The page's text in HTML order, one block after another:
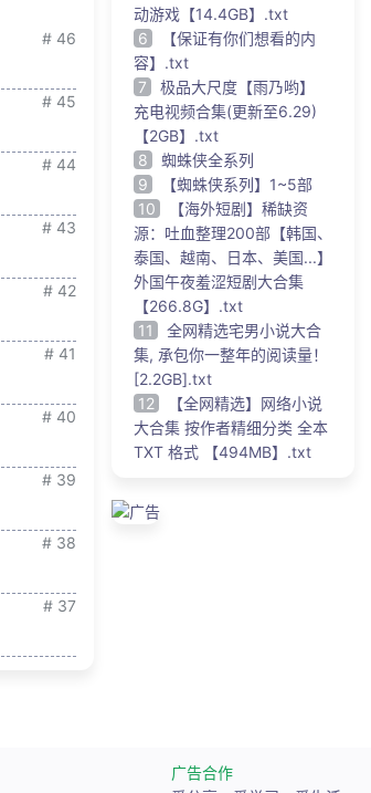
# 46
# 45
# 44
# 43
# 42
# 41
# 40
# 39
# 38
# 37
动游戏【14.4GB】.txt
6
【保证有你们想看的内
容】.txt
7
极品大尺度【雨乃哟】
充电视频合集(更新至6.29)
【2GB】.txt
8
蜘蛛侠全系列
9
【蜘蛛侠系列】1~5部
10
【海外短剧】稀缺资
源：吐血整理200部【韩国、
泰国、越南、日本、美国...】
外国午夜羞涩短剧大合集
【266.8G】.txt
11
全网精选宅男小说大合
集, 承包你一整年的阅读量！
[2.2GB].txt
12
【全网精选】网络小说
大合集 按作者精细分类 全本
TXT 格式 【494MB】.txt
广告合作